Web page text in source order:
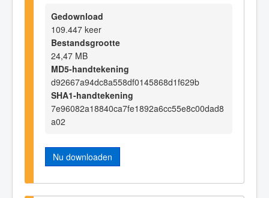
Gedownload
109.447 keer
Bestandsgrootte
24,47 MB
MD5-handtekening
d92667a94dc8a558df0145868d1f629b
SHA1-handtekening
7e96082a18840ca7fe1892a6cc55e8c00dad8
a02
Nu downloaden